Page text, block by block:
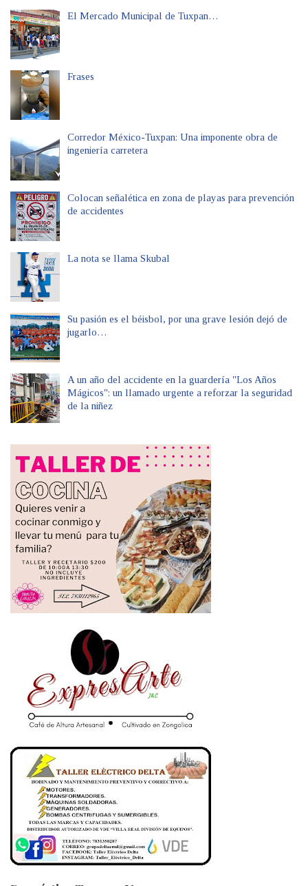
El Mercado Municipal de Tuxpan…
Frases
Corredor México-Tuxpan: Una imponente obra de
ingeniería carretera
Colocan señalética en zona de playas para prevención
de accidentes
La nota se llama Skubal
Su pasión es el béisbol, por una grave lesión dejó de
jugarlo…
A un año del accidente en la guardería "Los Años
Mágicos": un llamado urgente a reforzar la seguridad
de la niñez